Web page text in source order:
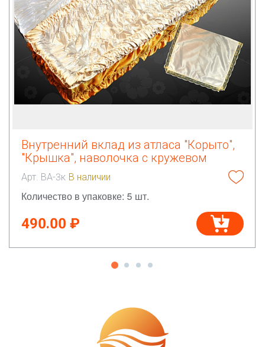
Внутренний вклад из атласа "Корыто",
"Крышка", наволочка с кружевом
Арт. ВА-3к В наличии
Количество в упаковке: 5 шт.
490.00 ₽